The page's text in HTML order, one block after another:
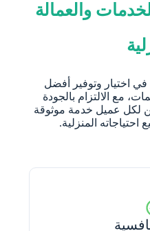
والعمالة
اختيار وتوفير أفضل
مع الالتزام بالجودة
لكل عميل خدمة موثوقة
المنزلية.